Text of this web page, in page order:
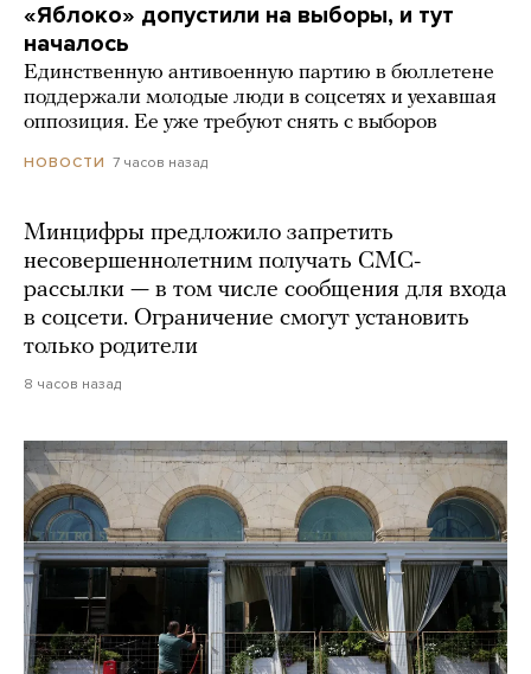
«Яблоко» допустили на выборы, и тут
началось
Единственную антивоенную партию в бюллетене
поддержали молодые люди в соцсетях и уехавшая
оппозиция. Ее уже требуют снять с выборов
НОВОСТИ 7 часов назад
Минцифры предложило запретить
несовершеннолетним получать СМС-
рассылки — в том числе сообщения для входа
в соцсети. Ограничение смогут установить
только родители
8 часов назад